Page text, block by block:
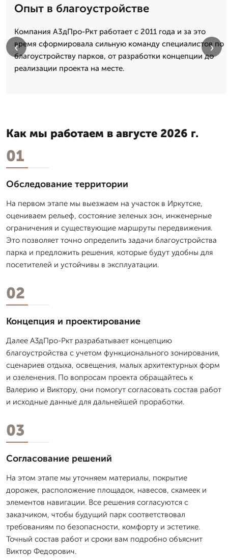
Опыт в благоустройстве
Компания А3дПро-Ркт работает с 2011 года и за это
время сформировала сильную команду специалистов по
благоустройству парков, от разработки концепции до
реализации проекта на месте.
‹ ›
Как мы работаем в августе 2026 г.
01
Обследование территории
На первом этапе мы выезжаем на участок в Иркутске,
оцениваем рельеф, состояние зеленых зон, инженерные
ограничения и существующие маршруты передвижения.
Это позволяет точно определить задачи благоустройства
парка и предложить решения, которые будут удобны для
посетителей и устойчивы в эксплуатации.
02
Концепция и проектирование
Далее А3дПро-Ркт разрабатывает концепцию
благоустройства с учетом функционального зонирования,
сценариев отдыха, освещения, малых архитектурных форм
и озеленения. По вопросам проекта обращайтесь к
Валерию и Виктору, они помогут согласовать состав работ
и исходные данные для дальнейшей проработки.
03
Согласование решений
На этом этапе мы уточняем материалы, покрытие
дорожек, расположение площадок, навесов, скамеек и
элементов навигации. Все решения согласуются с
заказчиком, чтобы будущий парк соответствовал
требованиям по безопасности, комфорту и эстетике.
Точный состав работ и сроки вам подробно объяснит
Виктор Федорович.